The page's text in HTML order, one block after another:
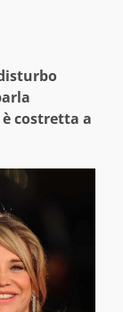
costretta a